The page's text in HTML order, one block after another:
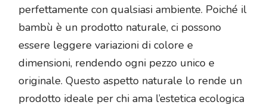
perfettamente con qualsiasi ambiente. Poiché il
bambù è un prodotto naturale, ci possono
essere leggere variazioni di colore e
dimensioni, rendendo ogni pezzo unico e
originale. Questo aspetto naturale lo rende un
prodotto ideale per chi ama l’estetica ecologica